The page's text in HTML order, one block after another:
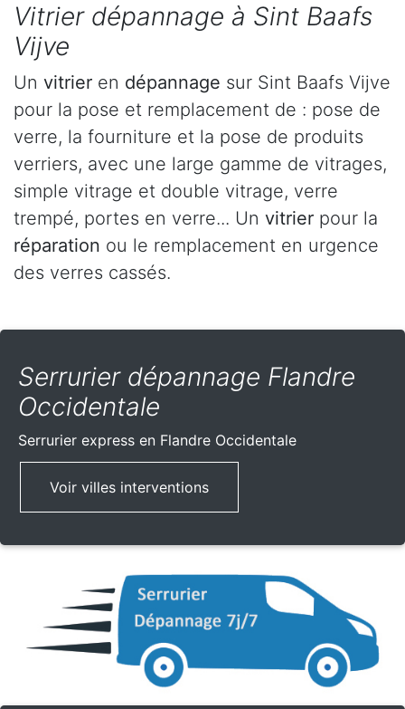
Vitrier dépannage à Sint Baafs
Vijve
Un vitrier en dépannage sur Sint Baafs Vijve
pour la pose et remplacement de : pose de
verre, la fourniture et la pose de produits
verriers, avec une large gamme de vitrages,
simple vitrage et double vitrage, verre
trempé, portes en verre... Un vitrier pour la
réparation ou le remplacement en urgence
des verres cassés.
Serrurier dépannage Flandre
Occidentale
Serrurier express en Flandre Occidentale
Voir villes interventions